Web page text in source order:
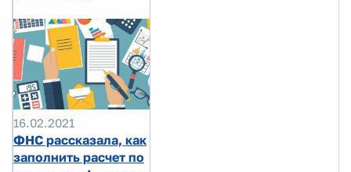
16.02.2021
ФНС рассказала, как
заполнить расчет по